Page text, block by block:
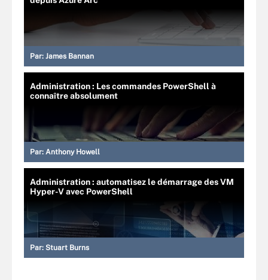
Par: James Bannan
Administration : Les commandes PowerShell à
connaître absolument
Par: Anthony Howell
Administration : automatisez le démarrage des VM
Hyper-V avec PowerShell
Par: Stuart Burns